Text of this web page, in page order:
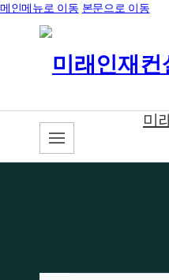
메인메뉴로 이동 본문으로 이동
미